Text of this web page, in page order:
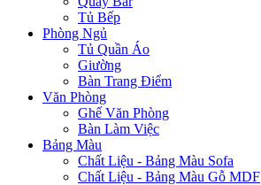
Tủ Bếp
Phòng Ngủ
Tủ Quần Áo
Giường
Bàn Trang Điểm
Văn Phòng
Ghế Văn Phòng
Bàn Làm Việc
Bảng Màu
Chất Liệu - Bảng Màu Sofa
Chất Liệu - Bảng Màu Gỗ MDF